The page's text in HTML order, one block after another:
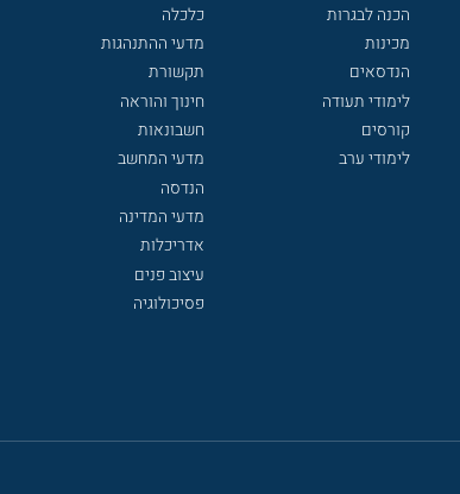
הכנה לבגרות
מכינות
הנדסאים
לימודי תעודה
קורסים
לימודי ערב
כלכלה
מדעי ההתנהגות
תקשורת
חינוך והוראה
חשבונאות
מדעי המחשב
הנדסה
מדעי המדינה
אדריכלות
עיצוב פנים
פסיכולוגיה